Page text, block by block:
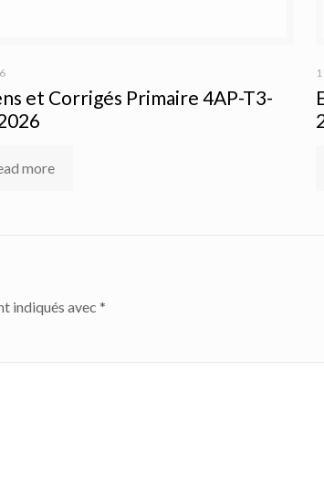
et Corrigés Primaire 4AP-T3-
more
indiqués avec*